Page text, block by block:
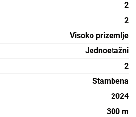
2
2
Visoko prizemlje
Jednoetažni
2
Stambena
2024
300 m